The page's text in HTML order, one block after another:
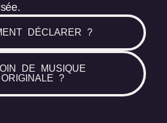
DÉCLARER ?
DE MUSIQUE
ORIGINALE ?